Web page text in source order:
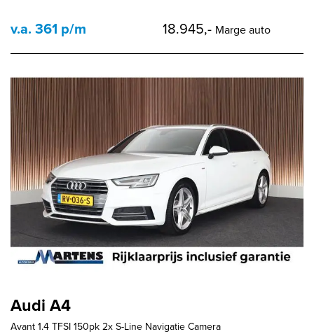
v.a. 361 p/m 18.945,- Marge auto
Audi A4
Avant 1.4 TFSI 150pk 2x S-Line Navigatie Camera